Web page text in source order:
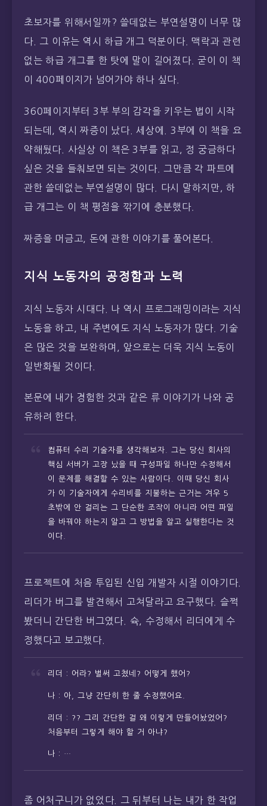
초보자를 위해서일까? 쓸데없는 부연설명이 너무 많
다. 그 이유는 역시 하급 개그 덕분이다. 맥락과 관련
없는 하급 개그를 한 탓에 말이 길어졌다. 굳이 이 책
이 400페이지가 넘어가야 하나 싶다.
360페이지부터 3부 부의 감각을 키우는 법이 시작
되는데, 역시 짜증이 났다. 세상에. 3부에 이 책을 요
약해뒀다. 사실상 이 책은 3부를 읽고, 정 궁금하다
싶은 것을 들춰보면 되는 것이다. 그만큼 각 파트에
관한 쓸데없는 부연설명이 많다. 다시 말하지만, 하
급 개그는 이 책 평점을 깎기에 충분했다.
짜증을 머금고, 돈에 관한 이야기를 풀어본다.
지식 노동자의 공정함과 노력
지식 노동자 시대다. 나 역시 프로그래밍이라는 지식
노동을 하고, 내 주변에도 지식 노동자가 많다. 기술
은 많은 것을 보완하며, 앞으로는 더욱 지식 노동이
일반화될 것이다.
본문에 내가 경험한 것과 같은 류 이야기가 나와 공
유하려 한다.
컴퓨터 수리 기술자를 생각해보자. 그는 당신 회사의
핵심 서버가 고장 났을 때 구성파일 하나만 수정해서
이 문제를 해결할 수 있는 사람이다. 이때 당신 회사
가 이 기술자에게 수리비를 지불하는 근거는 겨우 5
초밖에 안 걸리는 그 단순한 조작이 아니라 어떤 파일
을 바꿔야 하는지 알고 그 방법을 알고 실행한다는 것
이다.
프로젝트에 처음 투입된 신입 개발자 시절 이야기다.
리더가 버그를 발견해서 고쳐달라고 요구했다. 슬쩍
봤더니 간단한 버그였다. 슉, 수정해서 리더에게 수
정했다고 보고했다.
리더 : 어라? 벌써 고쳤네? 어떻게 했어?
나 : 아, 그냥 간단히 한 줄 수정했어요.
리더 : ?? 그리 간단한 걸 왜 이렇게 만들어놨었어?
처음부터 그렇게 해야 할 거 아냐?
나 : …
좀 어처구니가 없었다. 그 뒤부터 나는 내가 한 작업